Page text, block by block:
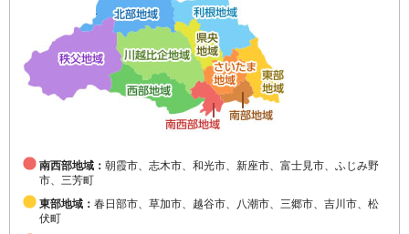
南西部地域： 朝霞市、志木市、和光市、新座市、富士見市、ふじみ野
市、三芳町
東部地域： 春日部市、草加市、越谷市、八潮市、三郷市、吉川市、松
伏町